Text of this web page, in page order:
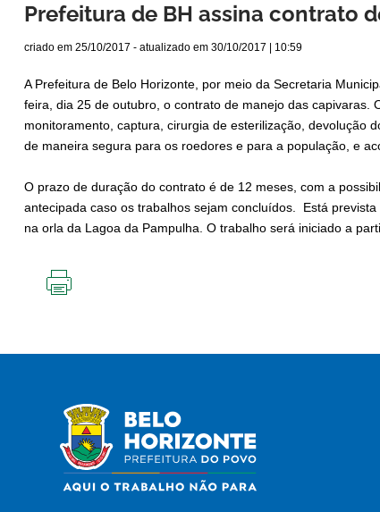
Prefeitura de BH assina contrato
criado em 25/10/2017 - atualizado em 30/10/2017 | 10:59
A Prefeitura de Belo Horizonte, por meio da Secretaria
feira, dia 25 de outubro, o contrato de manejo das capivaras.
monitoramento, captura, cirurgia de esterilização, devolução
de maneira segura para os roedores e para a população, e
O prazo de duração do contrato é de 12 meses, com a
antecipada caso os trabalhos sejam concluídos. Está
na orla da Lagoa da Pampulha. O trabalho será iniciado a